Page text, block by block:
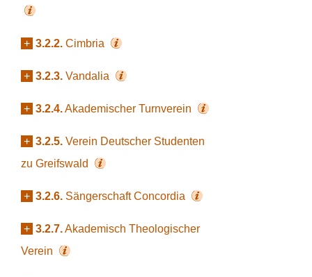
+ 3.2.2. Cimbria
+ 3.2.3. Vandalia
+ 3.2.4.Akademischer Turnverein
+ 3.2.5. Verein Deutscher Studenten
zu Greifswald
+ 3.2.6. Sängerschaft Concordia
+ 3.2.7.Akademisch Theologischer
Verein